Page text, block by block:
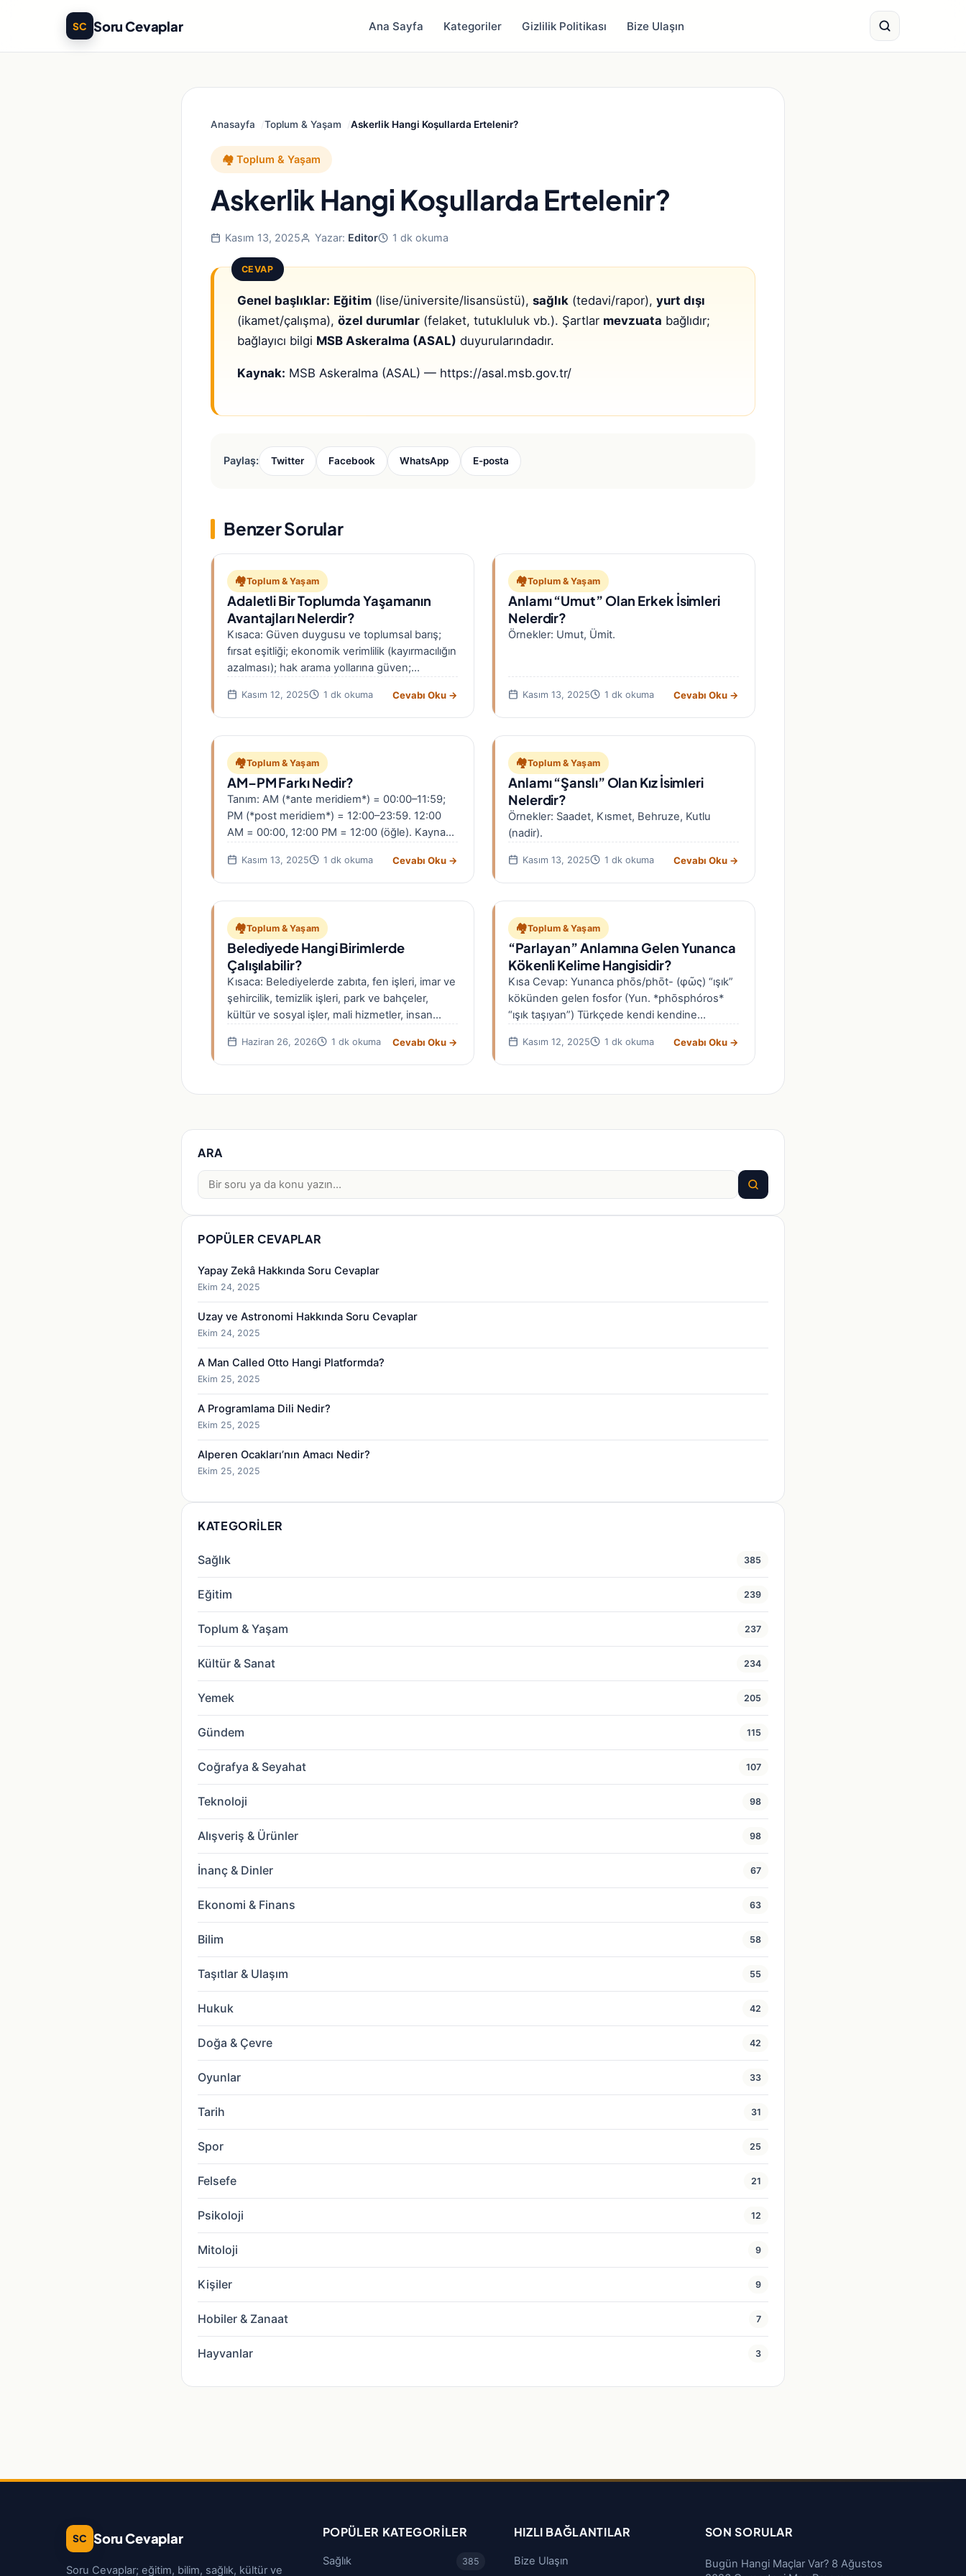
SC Soru Cevaplar Ana Sayfa Kategoriler Gizlilik Politikası Bize Ulaşın
Anasayfa Toplum & Yaşam Askerlik Hangi Koşullarda Ertelenir?
🏘️ Toplum & Yaşam
Askerlik Hangi Koşullarda Ertelenir?
Kasım 13, 2025 Yazar: Editor 1 dk okuma
CEVAP
Genel başlıklar: Eğitim (lise/üniversite/lisansüstü), sağlık (tedavi/rapor), yurt dışı
(ikamet/çalışma), özel durumlar (felaket, tutukluluk vb.). Şartlar mevzuata bağlıdır;
bağlayıcı bilgi MSB Askeralma (ASAL) duyurularındadır.
Kaynak: MSB Askeralma (ASAL) — https://asal.msb.gov.tr/
Paylaş: Twitter Facebook WhatsApp E-posta
Benzer Sorular
🏘️Toplum & Yaşam
Adaletli Bir Toplumda Yaşamanın
Avantajları Nelerdir?
Kısaca: Güven duygusu ve toplumsal barış;
fırsat eşitliği; ekonomik verimlilik (kayırmacılığın
azalması); hak arama yollarına güven;
mücadelede…
Kasım 12, 2025 1 dk okuma Cevabı Oku →
🏘️Toplum & Yaşam
Anlamı “Umut” Olan Erkek İsimleri
Nelerdir?
Örnekler: Umut, Ümit.
Kasım 13, 2025 1 dk okuma Cevabı Oku →
🏘️Toplum & Yaşam
AM–PM Farkı Nedir?
Tanım: AM (*ante meridiem*) = 00:00–11:59;
PM (*post meridiem*) = 12:00–23:59. 12:00
AM = 00:00, 12:00 PM = 12:00 (öğle). Kaynak:
Kasım 13, 2025 1 dk okuma Cevabı Oku →
🏘️Toplum & Yaşam
Anlamı “Şanslı” Olan Kız İsimleri
Nelerdir?
Örnekler: Saadet, Kısmet, Behruze, Kutlu
(nadir).
Kasım 13, 2025 1 dk okuma Cevabı Oku →
🏘️Toplum & Yaşam
Belediyede Hangi Birimlerde
Çalışılabilir?
Kısaca: Belediyelerde zabıta, fen işleri, imar ve
şehircilik, temizlik işleri, park ve bahçeler,
kültür ve sosyal işler, mali hizmetler, insan
Haziran 26, 2026 1 dk okuma Cevabı Oku →
🏘️Toplum & Yaşam
“Parlayan” Anlamına Gelen Yunanca
Kökenli Kelime Hangisidir?
Kısa Cevap: Yunanca phōs/phōt- (φῶς) “ışık”
kökünden gelen fosfor (Yun. *phōsphóros*
“ışık taşıyan”) Türkçede kendi kendine
kullanılır. Ayrıca…
Kasım 12, 2025 1 dk okuma Cevabı Oku →
ARA
Ara:
POPÜLER CEVAPLAR
Yapay Zekâ Hakkında Soru Cevaplar
Ekim 24, 2025
Uzay ve Astronomi Hakkında Soru Cevaplar
Ekim 24, 2025
A Man Called Otto Hangi Platformda?
Ekim 25, 2025
A Programlama Dili Nedir?
Ekim 25, 2025
Alperen Ocakları’nın Amacı Nedir?
Ekim 25, 2025
KATEGORILER
Sağlık 385
Eğitim 239
Toplum & Yaşam 237
Kültür & Sanat 234
Yemek 205
Gündem 115
Coğrafya & Seyahat 107
Teknoloji 98
Alışveriş & Ürünler 98
İnanç & Dinler 67
Ekonomi & Finans 63
Bilim 58
Taşıtlar & Ulaşım 55
Hukuk 42
Doğa & Çevre 42
Oyunlar 33
Tarih 31
Spor 25
Felsefe 21
Psikoloji 12
Mitoloji 9
Kişiler 9
Hobiler & Zanaat 7
Hayvanlar 3
SC Soru Cevaplar
Soru Cevaplar; eğitim, bilim, sağlık, kültür ve
POPÜLER KATEGORILER
Sağlık 385
HIZLI BAĞLANTILAR
Bize Ulaşın
SON SORULAR
Bugün Hangi Maçlar Var? 8 Ağustos